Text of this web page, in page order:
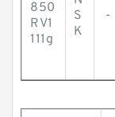
850
RV1
111g
S
K
-